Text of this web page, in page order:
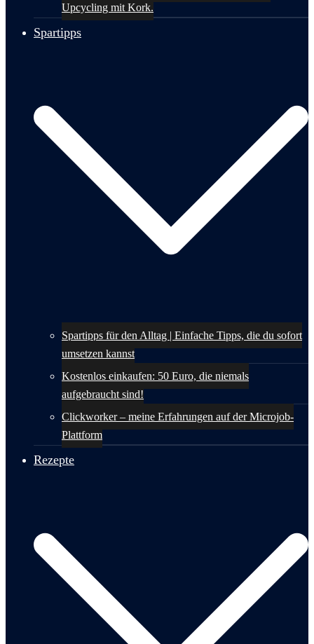
Upcycling mit Kork.
Spartipps
Spartipps für den Alltag | Einfache Tipps, die du sofort
umsetzen kannst
Kostenlos einkaufen: 50 Euro, die niemals
aufgebraucht sind!
Clickworker – meine Erfahrungen auf der Microjob-
Plattform
Rezepte